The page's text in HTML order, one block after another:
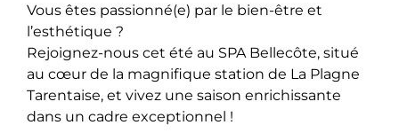
Vous êtes passionné(e) par le bien-être et
l’esthétique ?
Rejoignez-nous cet été au SPA Bellecôte, situé
au cœur de la magnifique station de La Plagne
Tarentaise, et vivez une saison enrichissante
dans un cadre exceptionnel !